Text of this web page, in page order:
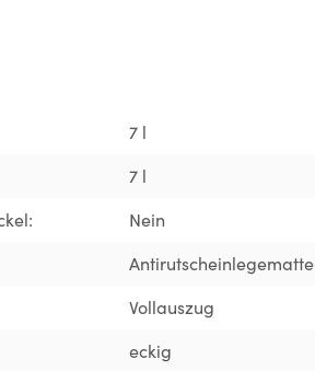
7 l
7 l
Nein
Antirutscheinlegematte
Vollauszug
eckig